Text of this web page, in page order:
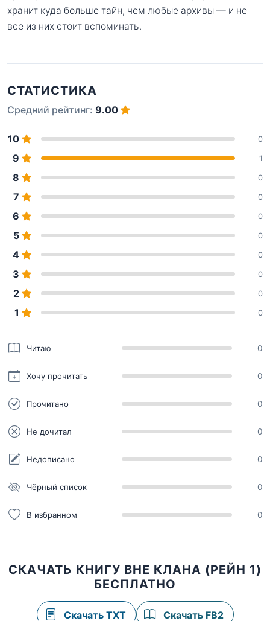
хранит куда больше тайн, чем любые архивы — и не
все из них стоит вспоминать.
СТАТИСТИКА
Средний рейтинг: 9.00
10 0
9 1
8 0
7 0
6 0
5 0
4 0
3 0
2 0
1 0
Читаю 0
Хочу прочитать 0
Прочитано 0
Не дочитал 0
Недописано 0
Чёрный список 0
В избранном 0
СКАЧАТЬ КНИГУ ВНЕ КЛАНА (РЕЙН 1)
БЕСПЛАТНО
Скачать TXT Скачать FB2